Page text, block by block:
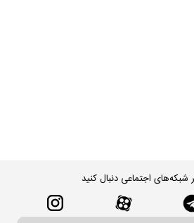
شبکه‌های اجتماعی دنبال کنید